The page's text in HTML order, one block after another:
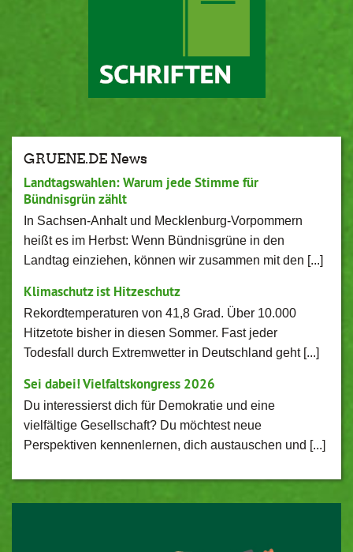
GRUENE.DE News
Landtagswahlen: Warum jede Stimme für
Bündnisgrün zählt
In Sachsen-Anhalt und Mecklenburg-Vorpommern
heißt es im Herbst: Wenn Bündnisgrüne in den
Landtag einziehen, können wir zusammen mit den [...]
Klimaschutz ist Hitzeschutz
Rekordtemperaturen von 41,8 Grad. Über 10.000
Hitzetote bisher in diesen Sommer. Fast jeder
Todesfall durch Extremwetter in Deutschland geht [...]
Sei dabei! Vielfaltskongress 2026
Du interessierst dich für Demokratie und eine
vielfältige Gesellschaft? Du möchtest neue
Perspektiven kennenlernen, dich austauschen und [...]